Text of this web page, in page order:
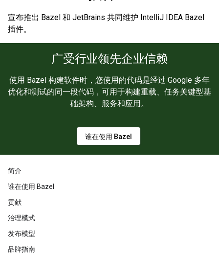
宣布推出 Bazel 和 JetBrains 共同维护 IntelliJ IDEA Bazel
插件。
广受行业领先企业信赖
使用 Bazel 构建软件时，您使用的代码是经过 Google 多年
优化和测试的同一段代码，可用于构建重载、任务关键型基
础架构、服务和应用。
谁在使用 Bazel
简介
谁在使用 Bazel
贡献
治理模式
发布模型
品牌指南